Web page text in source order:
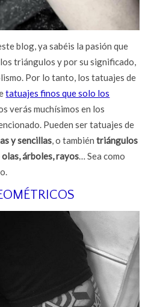
blog, ya sabéis la pasión que
triángulos y por su significado,
Por lo tanto, los tatuajes de
tatuajes finos que solo los
verás muchísimos en los
Pueden ser tatuajes de
y sencillas, o tambiéntriángulos
olas, árboles, rayos… Sea como